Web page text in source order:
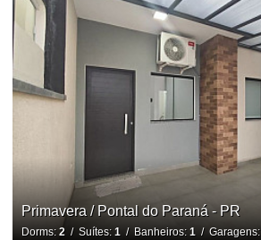
Primavera / Pontal do Paraná - PR
Dorms: 2/ Suítes: 1/ Banheiros: 1/ Garagens: